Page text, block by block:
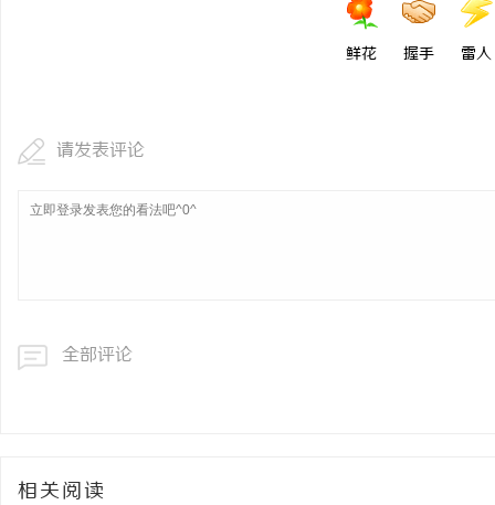
鲜花 握手 雷人
请发表评论
全部评论
相关阅读